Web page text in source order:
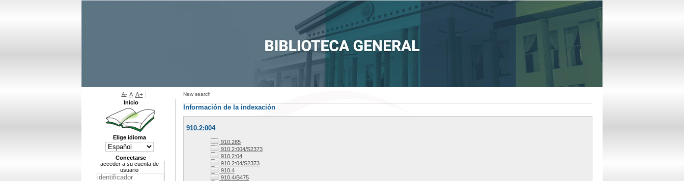
New search
Información de la indexación
910.2:004
910.285
910.2:004/S2373
910.2:04
910.2:04/S2373
910.4
910.4/B475
A- A A+
Inicio
Elige idioma
Conectarse
acceder a su cuenta de
usuario